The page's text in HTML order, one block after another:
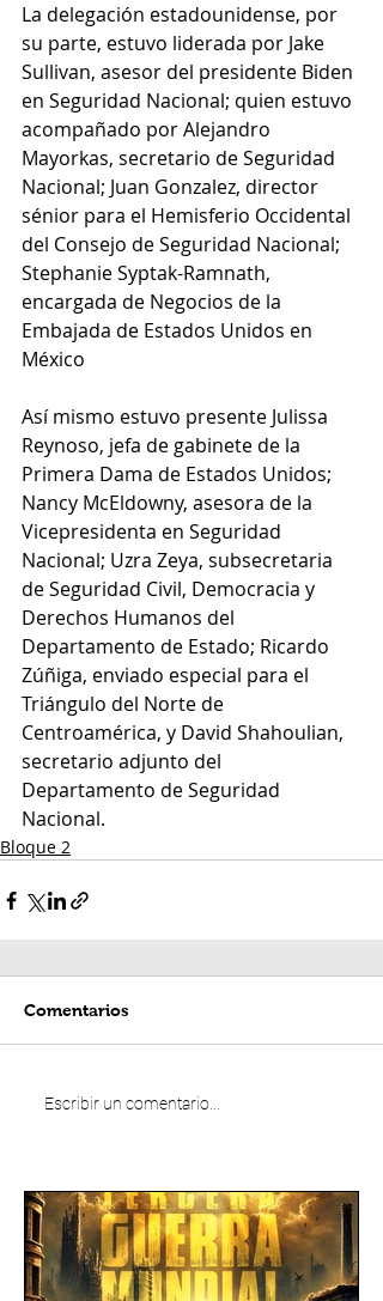
La delegación estadounidense, por
su parte, estuvo liderada por Jake
Sullivan, asesor del presidente Biden
en Seguridad Nacional; quien estuvo
acompañado por Alejandro
Mayorkas, secretario de Seguridad
Nacional; Juan Gonzalez, director
sénior para el Hemisferio Occidental
del Consejo de Seguridad Nacional;
Stephanie Syptak-Ramnath,
encargada de Negocios de la
Embajada de Estados Unidos en
México
Así mismo estuvo presente Julissa
Reynoso, jefa de gabinete de la
Primera Dama de Estados Unidos;
Nancy McEldowny, asesora de la
Vicepresidenta en Seguridad
Nacional; Uzra Zeya, subsecretaria
de Seguridad Civil, Democracia y
Derechos Humanos del
Departamento de Estado; Ricardo
Zúñiga, enviado especial para el
Triángulo del Norte de
Centroamérica, y David Shahoulian,
secretario adjunto del
Departamento de Seguridad
Nacional.
Bloque 2
Comentarios
Escribir un comentario...